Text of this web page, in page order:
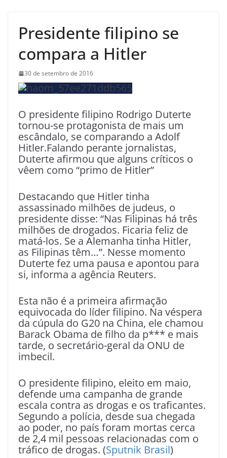
Presidente filipino se
compara a Hitler
30 de setembro de 2016
O presidente filipino Rodrigo Duterte
tornou-se protagonista de mais um
escândalo, se comparando a Adolf
Hitler.Falando perante jornalistas,
Duterte afirmou que alguns críticos o
vêem como “primo de Hitler”
Destacando que Hitler tinha
assassinado milhões de judeus, o
presidente disse: “Nas Filipinas há três
milhões de drogados. Ficaria feliz de
matá-los. Se a Alemanha tinha Hitler,
as Filipinas têm…”. Nesse momento
Duterte fez uma pausa e apontou para
si, informa a agência Reuters.
Esta não é a primeira afirmação
equivocada do líder filipino. Na véspera
da cúpula do G20 na China, ele chamou
Barack Obama de filho da p*** e mais
tarde, o secretário-geral da ONU de
imbecil.
O presidente filipino, eleito em maio,
defende uma campanha de grande
escala contra as drogas e os traficantes.
Segundo a polícia, desde sua chegada
ao poder, no país foram mortas cerca
de 2,4 mil pessoas relacionadas com o
tráfico de drogas. (Sputnik Brasil)